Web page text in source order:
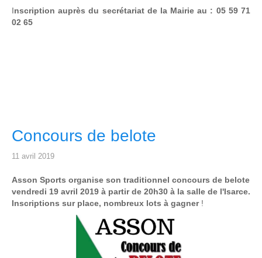
Inscription auprès du secrétariat de la Mairie au : 05 59 71
02 65
Concours de belote
11 avril 2019
Asson Sports organise son traditionnel concours de belote
vendredi 19 avril 2019 à partir de 20h30 à la salle de l'Isarce.
Inscriptions sur place, nombreux lots à gagner !